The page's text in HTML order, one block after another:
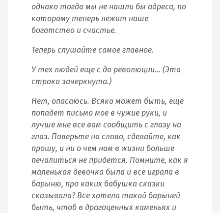
однако тогда мы не нашли бы адреса, по
которому теперь лежит наше
богатство и счастье.
Теперь слушайте самое главное.
У тех людей еще с до революции… (Эта
строка зачеркнута.)
Нет, опасаюсь. Всяко может быть, еще
попадет письмо мое в чужие руки, и
лучше мне все вам сообщить с глазу на
глаз. Поверьте на слово, сделайте, как
прошу, и ни о чем нам в жизни больше
печалиться не придется. Помните, как я
маленькая девочка была и все играла в
барыню, про каких бабушка сказки
сказывала? Все хотела такой барыней
быть, чтоб в драгоценных каменьях и